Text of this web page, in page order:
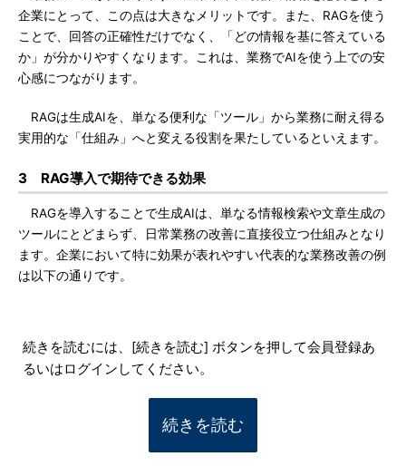
企業にとって、この点は大きなメリットです。また、RAGを使う
ことで、回答の正確性だけでなく、「どの情報を基に答えている
か」が分かりやすくなります。これは、業務でAIを使う上での安
心感につながります。
RAGは生成AIを、単なる便利な「ツール」から業務に耐え得る
実用的な「仕組み」へと変える役割を果たしているといえます。
3 RAG導入で期待できる効果
RAGを導入することで生成AIは、単なる情報検索や文章生成の
ツールにとどまらず、日常業務の改善に直接役立つ仕組みとなり
ます。企業において特に効果が表れやすい代表的な業務改善の例
は以下の通りです。
続きを読むには、[続きを読む] ボタンを押して会員登録あ
るいはログインしてください。
続きを読む